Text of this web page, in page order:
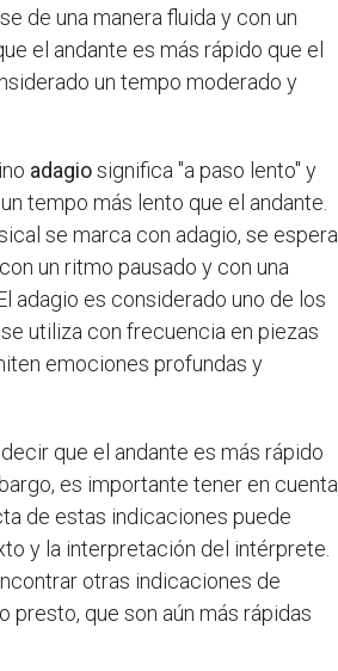
de una manera fluida y con un
el andante es más rápido que el
un tempo moderado y
adagiosignifica "a paso lento" y
tempo más lento que el andante.
se marca con adagio, se espera
un ritmo pausado y con una
adagio es considerado uno de los
utiliza con frecuencia en piezas
emociones profundas y
que el andante es más rápido
es importante tener en cuenta
de estas indicaciones puede
y la interpretación del intérprete.
otras indicaciones de
presto, que son aún más rápidas